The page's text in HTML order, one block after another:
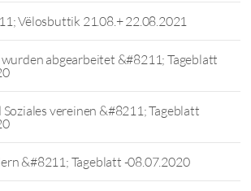
Vëlosbuttik 21.08.+ 22.08.2021
abgearbeitet &#8211; Tageblatt
vereinen &#8211; Tageblatt
&#8211; Tageblatt -08.07.2020